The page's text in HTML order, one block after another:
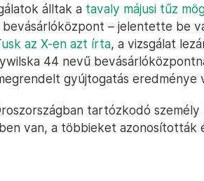
álltak a tavaly májusi tűz
– jelentette be
az X-en azt írta, a vizsgálat
44 nevű
gyújtogatás eredménye
tartózkodó
van, a többieket azonosították